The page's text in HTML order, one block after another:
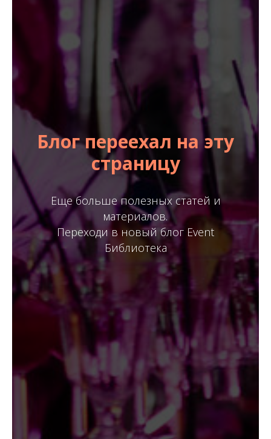
Блог переехал на эту
страницу
Еще больше полезных статей и
материалов.
Переходи в новый блог Event
Библиотека